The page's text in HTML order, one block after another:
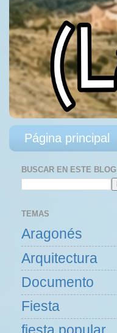
Página principal
BUSCAR EN ESTE BLOG
TEMAS
Aragonés
Arquitectura
Documento
Fiesta